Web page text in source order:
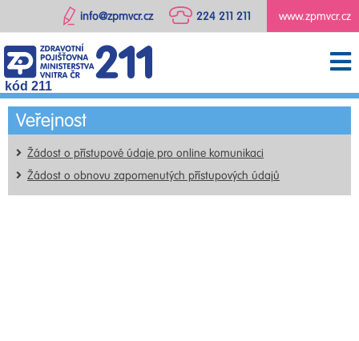
www.zpmvcr.cz
224 211 211
info@zpmvcr.cz
kód 211
Veřejnost
Žádost o přístupové údaje pro online komunikaci
Žádost o obnovu zapomenutých přístupových údajů